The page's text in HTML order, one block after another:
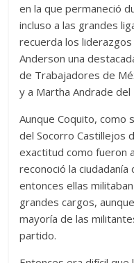
en la que permaneció
incluso a las grandes
recuerda los
Anderson una
de Trabajadores de
y a Martha Andrade del
Aunque Coquito, como
del Socorro Castillejos
exactitud como fueron
reconoció la
entonces ellas
grandes cargos,
mayoría de las
partido.